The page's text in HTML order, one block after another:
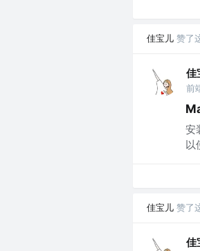
佳宝儿 赞了
佳
前
安
以
佳宝儿 赞了
佳